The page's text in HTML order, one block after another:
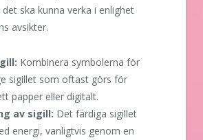
ska kunna verka i enlighet
avsikter.
Kombinera symbolerna för
sigillet som oftast görs för
papper eller digitalt.
av sigill: Det färdiga sigillet
energi, vanligtvis genom en